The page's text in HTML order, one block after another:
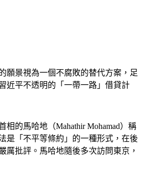
願景視為一個不腐敗的替代方案，足
近平不透明的「一帶一路」借貸計
相的馬哈地（Mahathir Mohamad）稱
是「不平等條約」的一種形式，在後
厲批評。馬哈地隨後多次訪問東京，